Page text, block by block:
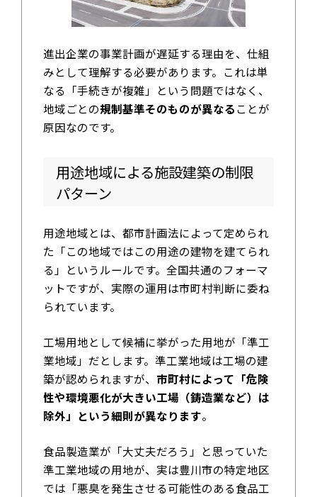
進出企業の事業計画が遅延する理由を、仕組
みとして理解する必要があります。これは単
なる「手続きが複雑」という問題ではなく、
地域ごとの規制基準そのものが異なることが
原因なのです。
用途地域による施設建築の制限
パターン
用途地域とは、都市計画法によって定められ
た「この地域ではこの用途の建物を建てられ
る」というルールです。全国共通のフォーマ
ットですが、実際の運用は市町村判断に委ね
られています。
工場用地として候補に挙がった用地が「準工
業地域」だとします。準工業地域は工場の建
築が認められますが、 市町村によって「危険
性や環境悪化が大きい工場（鋳造業など）は
除外」という細則が異なります。
食品製造業が「大丈夫だろう」と思っていた
準工業地域の用地が、実は豊川市の特定地区
では「悪臭を発生させる可能性のある食品工